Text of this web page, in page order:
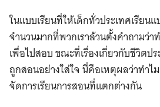
ในแบบเรียนที่ให้เด็กทั่วประเทศเรียน
จำนวนมากที่พวกเราล้วนตั้งคำถามว่า
เพื่อไปสอบ ขณะที่เรื่องเกี่ยวกับชีวิตป
ถูกสอนอย่างใส่ใจ นี่คือเหตุผลว่าทำ
จัดการเรียนการสอนที่แตกต่างกัน